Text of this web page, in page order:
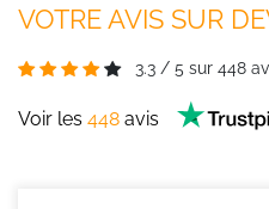
VOTRE AVIS SUR
3.3 / 5 sur 448
Voir les 448 avis